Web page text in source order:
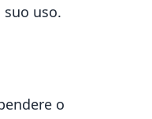
uso.
o